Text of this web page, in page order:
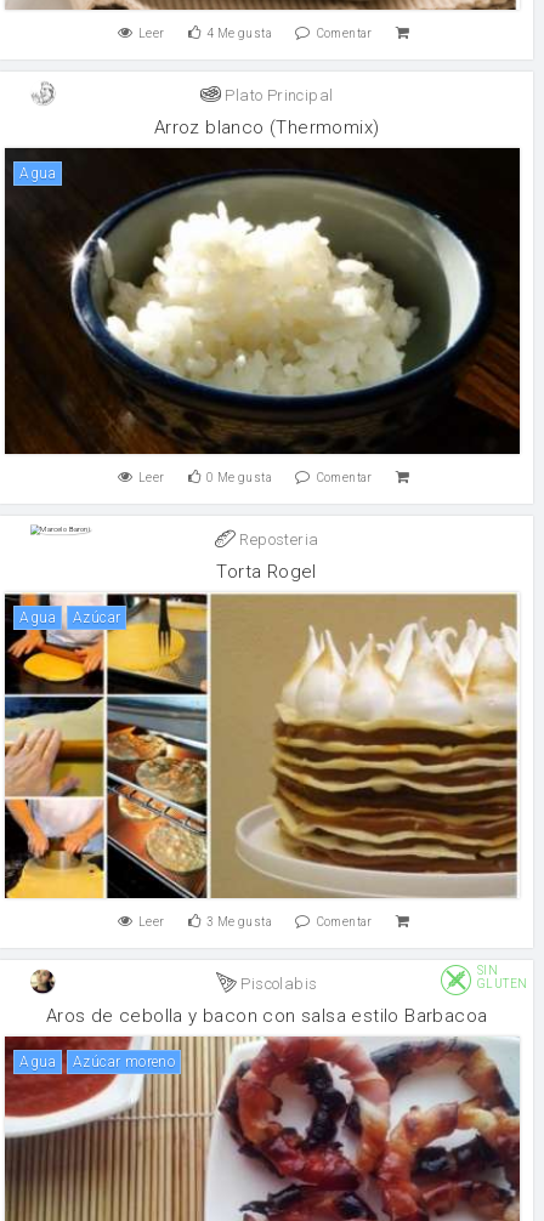
Leer 4 Me gusta Comentar
Plato Principal
Arroz blanco (Thermomix)
agua
Leer 0 Me gusta Comentar
Reposteria
Torta Rogel
agua Azúcar
Leer 3 Me gusta Comentar
Piscolabis
SIN
GLUTEN
Aros de cebolla y bacon con salsa estilo Barbacoa
agua Azúcar moreno